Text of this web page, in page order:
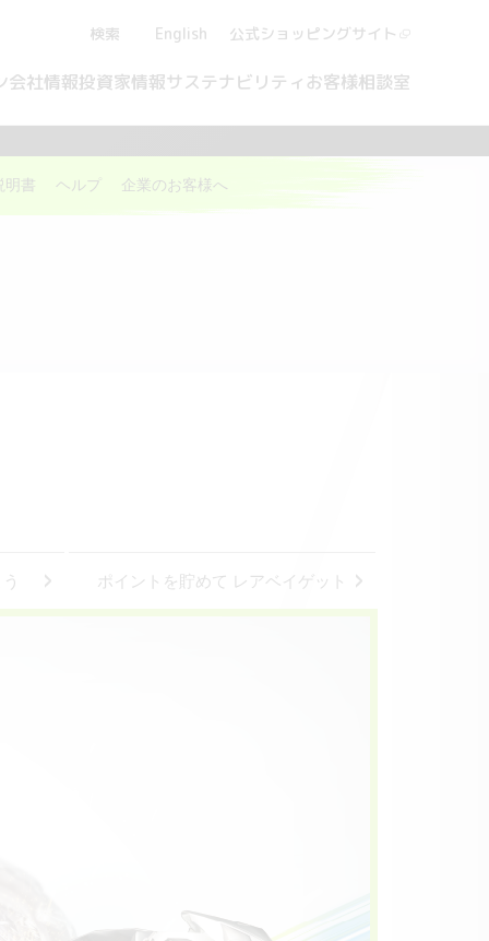
検索 English 公式ショッピングサイト
会社情報投資家情報サステナビリティ お客様相談室
明書 ヘルプ 企業のお客様へ
ポイントを貯めて レアベイゲット